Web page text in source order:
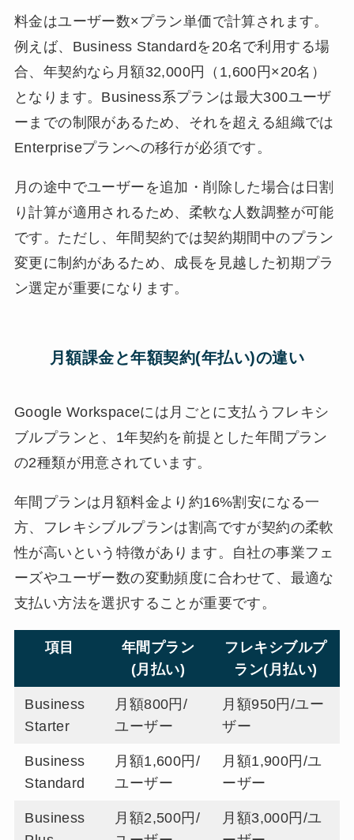
料金はユーザー数×プラン単価で計算されます。
例えば、Business Standardを20名で利用する場
合、年契約なら月額32,000円（1,600円×20名）
となります。Business系プランは最大300ユーザ
ーまでの制限があるため、それを超える組織では
Enterpriseプランへの移行が必須です。
月の途中でユーザーを追加・削除した場合は日割
り計算が適用されるため、柔軟な人数調整が可能
です。ただし、年間契約では契約期間中のプラン
変更に制約があるため、成長を見越した初期プラ
ン選定が重要になります。
月額課金と年額契約(年払い)の違い
Google Workspaceには月ごとに支払うフレキシ
ブルプランと、1年契約を前提とした年間プラン
の2種類が用意されています。
年間プランは月額料金より約16%割安になる一
方、フレキシブルプランは割高ですが契約の柔軟
性が高いという特徴があります。自社の事業フェ
ーズやユーザー数の変動頻度に合わせて、最適な
支払い方法を選択することが重要です。
項目
年間プラン
(月払い)
フレキシブルプ
ラン(月払い)
Business
Starter
月額800円/
ユーザー
月額950円/ユー
ザー
Business
Standard
月額1,600円/
ユーザー
月額1,900円/ユ
ーザー
Business
月額2,500円/
月額3,000円/ユ